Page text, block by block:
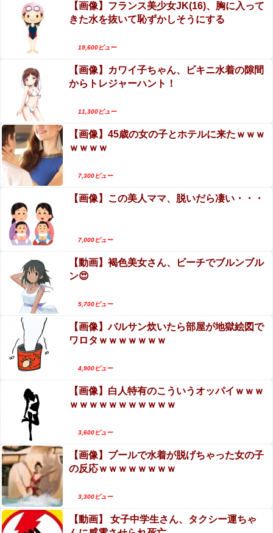
を大量に発射する男のぶっかけSEX」シリーズが
凄すぎてワロタwww
ッシュがどうでも良くなる おっぱい がこちらｗｗ
女の子「オラぁ、孕め！」男「アン♡ ﾋﾞｭﾙ」⇒ と
んでもない逆レ●プ動画がこちら
山田ゆり、AVデビュー＆乳首ヌードおっぱいがエ
ロ過ぎる！Madonna超大型新人、セックス解禁！
（エロ動画）
【画像】フランス美少女JK(16)、胸に入って
きた水を抜いて恥ずかしそうにする
19,600ビュー
【画像】カワイ子ちゃん、ビキニ水着の隙間
からトレジャーハント！
11,300ビュー
【画像】45歳の女の子とホテルに来たｗｗｗ
ｗｗｗｗ
7,300ビュー
【画像】この美人ママ、脱いだら凄い・・・
7,000ビュー
【動画】褐色美女さん、ビーチでブルンブル
ン😍
5,700ビュー
【画像】バルサン炊いたら部屋が地獄絵図で
ワロタｗｗｗｗｗｗｗ
4,900ビュー
【画像】白人特有のこういうオッパイｗｗｗ
ｗｗｗｗｗｗｗｗｗｗｗ
3,600ビュー
【画像】プールで水着が脱げちゃった女の子
の反応ｗｗｗｗｗｗｗｗ
3,300ビュー
【動画】 女子中学生さん、タクシー運ちゃ